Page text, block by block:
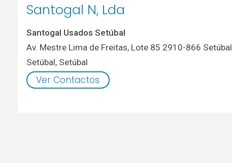
Santogal N, Lda
Santogal Usados Setúbal
Av. Mestre Lima de Freitas, Lote 85 2910-866 Setúbal
Setúbal, Setúbal
Ver Contactos